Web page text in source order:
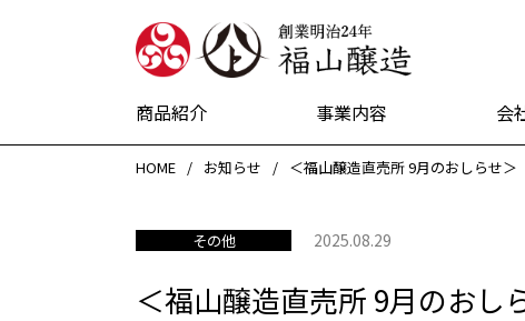
商品紹介 事業内容 会
HOME お知らせ ＜福山醸造直売所 9月のおしらせ＞
その他 2025.08.29
＜福山醸造直売所 9月のおし